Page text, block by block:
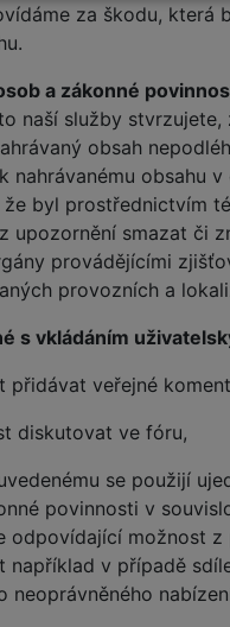
za škodu, která
a zákonné
naší služby
obsah
nahrávanému obsahu
byl prostřednictvím
upozornění smazat či
provádějícími
provozních a
s vkládáním
přidávat veřejné
diskutovat ve fóru,
se použijí
povinnosti v
odpovídající možnost
například v případě
neoprávněného